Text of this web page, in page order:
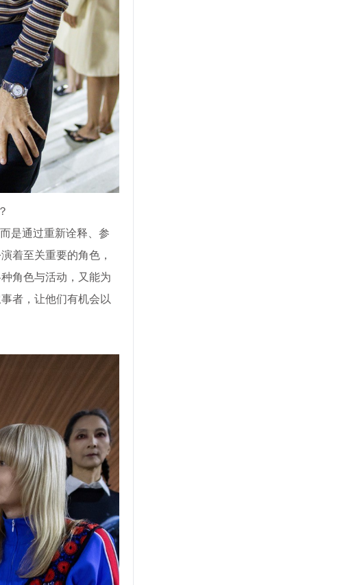
是通过重新诠释、参
着至关重要的角色，
角色与活动，又能为
者，让他们有机会以